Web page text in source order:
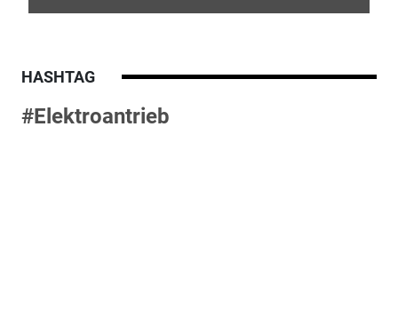
HASHTAG
#Elektroantrieb